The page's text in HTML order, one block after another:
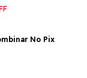
No Pix